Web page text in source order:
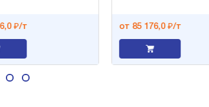
₽/т от 85 176,0 ₽/т